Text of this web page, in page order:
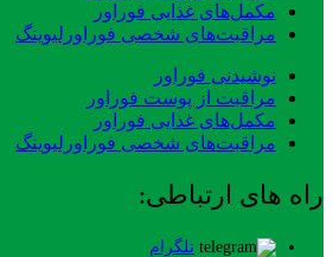
مکمل‌های غذایی فوراور
مراقبت‌های شخصی فوراورلیوینگ
نوشیدنی فوراور
مراقبت از پوست فوراور
مکمل‌های غذایی فوراور
مراقبت‌های شخصی فوراورلیوینگ
راه های ارتباطی:
تلگرام